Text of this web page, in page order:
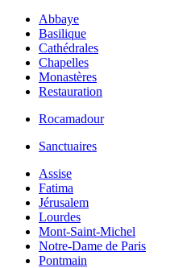
Abbaye
Basilique
Cathédrales
Chapelles
Monastères
Restauration
Rocamadour
Sanctuaires
Assise
Fatima
Jérusalem
Lourdes
Mont-Saint-Michel
Notre-Dame de Paris
Pontmain